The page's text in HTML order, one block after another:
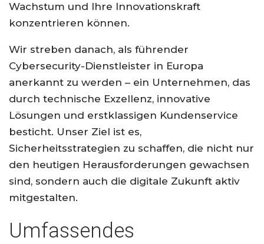
Wachstum und Ihre Innovationskraft
konzentrieren können.
Wir streben danach, als führender
Cybersecurity-Dienstleister in Europa
anerkannt zu werden – ein Unternehmen, das
durch technische Exzellenz, innovative
Lösungen und erstklassigen Kundenservice
besticht. Unser Ziel ist es,
Sicherheitsstrategien zu schaffen, die nicht nur
den heutigen Herausforderungen gewachsen
sind, sondern auch die digitale Zukunft aktiv
mitgestalten.
Umfassendes